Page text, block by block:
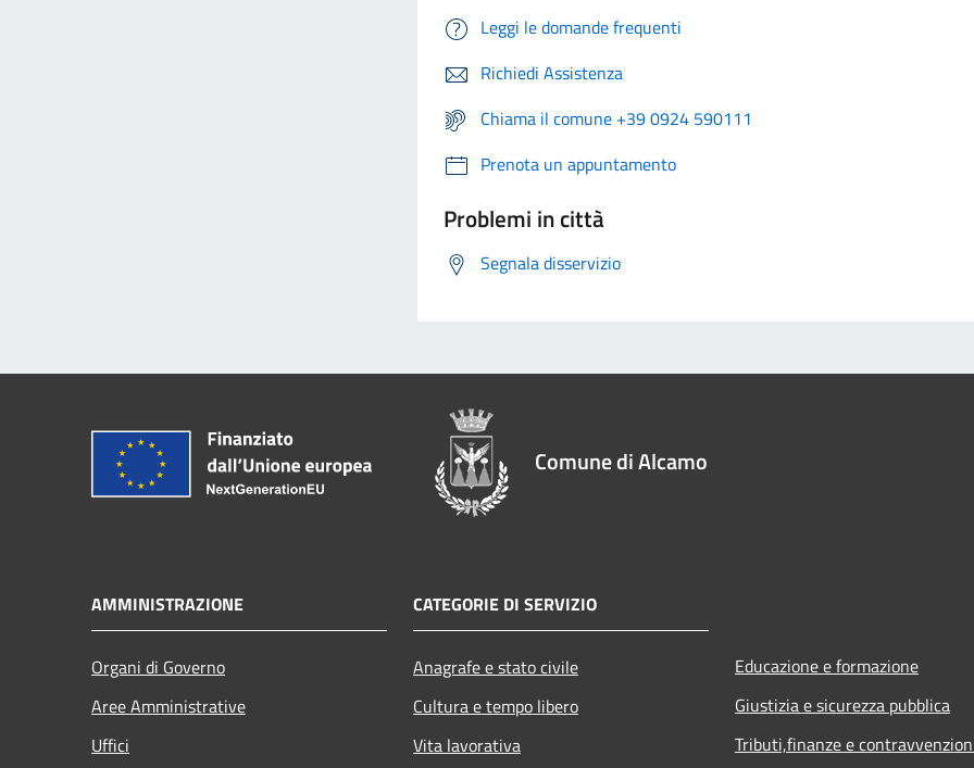
Leggi le domande frequenti
Richiedi Assistenza
Chiama il comune +39 0924 590111
Prenota un appuntamento
Problemi in città
Segnala disservizio
Comune di Alcamo
AMMINISTRAZIONE
Organi di Governo
Aree Amministrative
Uffici
CATEGORIE DI SERVIZIO
Anagrafe e stato civile
Cultura e tempo libero
Vita lavorativa
Educazione e formazione
Giustizia e sicurezza pubblica
Tributi,finanze e